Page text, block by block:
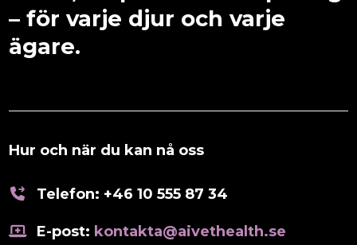
– för varje djur och varje
ägare.
Hur och när du kan nå oss
Telefon: +46 10 555 87 34
E-post: kontakta@aivethealth.se